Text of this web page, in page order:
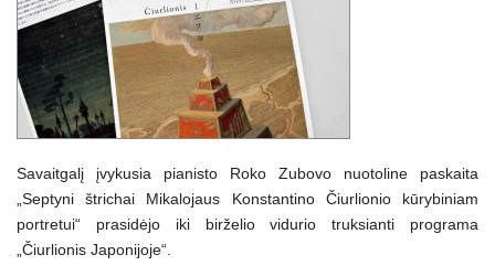
Savaitgalį įvykusia pianisto Roko Zubovo nuotoline paskaita
„Septyni štrichai Mikalojaus Konstantino Čiurlionio kūrybiniam
portretui“ prasidėjo iki birželio vidurio truksianti programa
„Čiurlionis Japonijoje“.